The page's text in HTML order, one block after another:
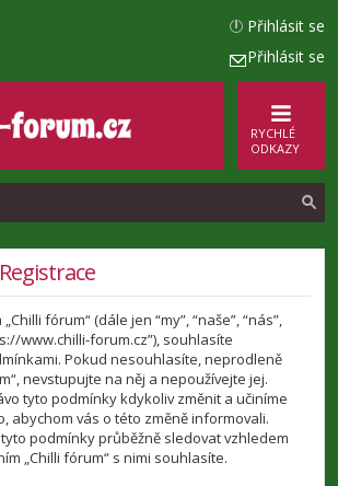
Přihlásit se
Přihlásit se
RYCHLÉ
ODKAZY
fórum“ (dále jen “my”, “naše”, “nás”,
www.chilli-forum.cz”), souhlasíte
Pokud nesouhlasíte, neprodleně
nevstupujte na něj a nepoužívejte jej.
tyto podmínky kdykoliv změnit a učiníme
abychom vás o této změně informovali.
podmínky průběžně sledovat vzhledem
„Chilli fórum“ s nimi souhlasíte.